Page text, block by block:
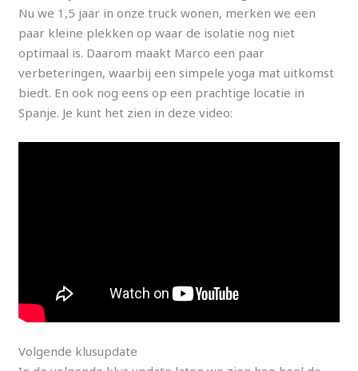
Nu we 1,5 jaar in onze truck wonen, merken we een
paar kleine plekken op waar de isolatie nog niet
optimaal is. Daarom maakt Marco een paar
verbeteringen, waarbij een simpele yoga mat uitkomst
biedt. En ook nog eens op een prachtige locatie in
Spanje. Je kunt het zien in deze video:
Volgende klusupdate